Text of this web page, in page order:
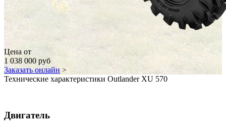
Цена от
1 038 000 руб
Заказать онлайн >
Технические характеристики Outlander XU 570
Двигатель